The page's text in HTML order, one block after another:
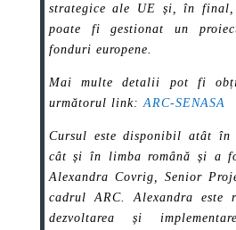
strategice ale UE și, în
poate fi gestionat un
fonduri europene.
Mai multe detalii pot fi
următorul link: ARC-SENASA
Cursul este disponibil atât în
cât și în limba română și a
Alexandra Covrig
Senior
cadrul ARC. Alexandra este
dezvoltarea și